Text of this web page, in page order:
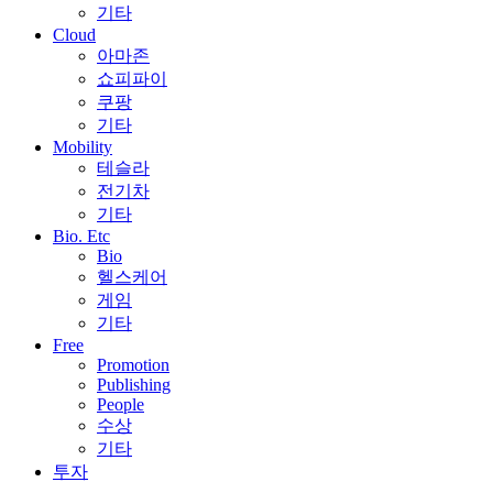
기타
Cloud
아마존
쇼피파이
쿠팡
기타
Mobility
테슬라
전기차
기타
Bio. Etc
Bio
헬스케어
게임
기타
Free
Promotion
Publishing
People
수상
기타
투자